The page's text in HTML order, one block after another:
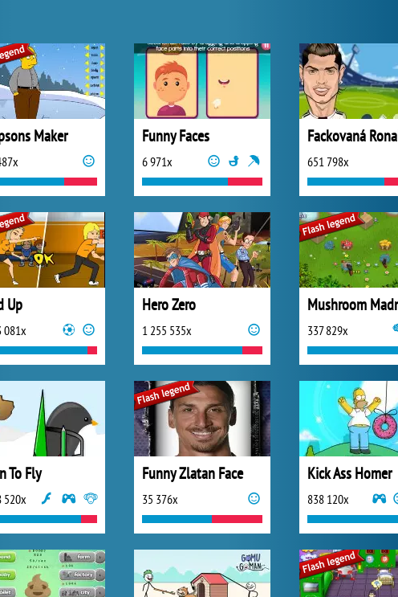
Maker Funny Faces
6 971x 651 798x
Up
081x
Hero Zero
1 255 535x 337 829x
To Fly
520x
Funny Zlatan Face
35 376x
Kick Ass Homer
838 120x